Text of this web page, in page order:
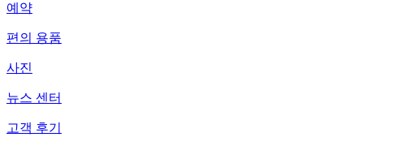
예약
편의 용품
사진
뉴스 센터
고객 후기